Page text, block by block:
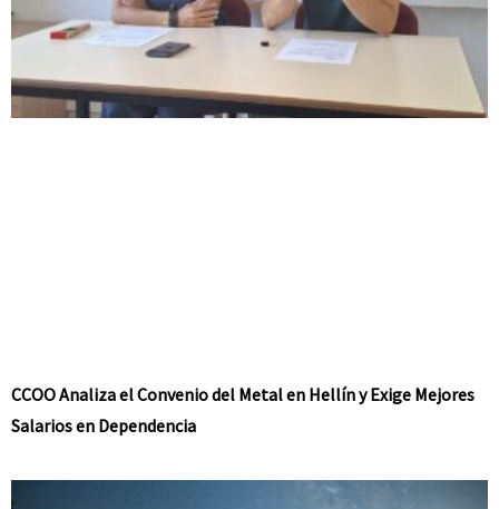
CCOO Analiza el Convenio del Metal en Hellín y Exige Mejores
Salarios en Dependencia